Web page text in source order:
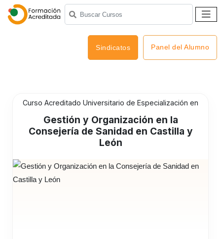
Sindicatos Panel del Alumno
Curso Acreditado Universitario de Especialización en
Gestión y Organización en la
Consejería de Sanidad en Castilla y
León